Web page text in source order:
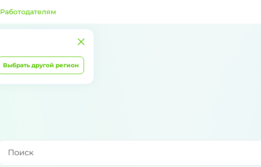
Выбрать другой регион
Работодателям